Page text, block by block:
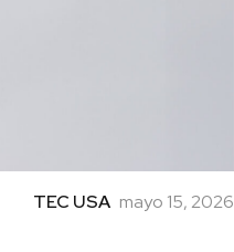
TEC USA mayo 15, 2026